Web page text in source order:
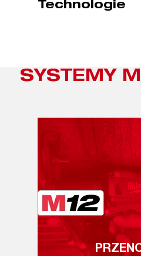
Technologie
SYSTEMY